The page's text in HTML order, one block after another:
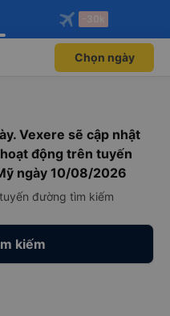
độc
Mở app
máy bay qua
Mở app
-30k
Chọn ngày
Vexere sẽ cập nhật
động trên tuyến
ngày 10/08/2026
đường tìm kiếm
kiếm